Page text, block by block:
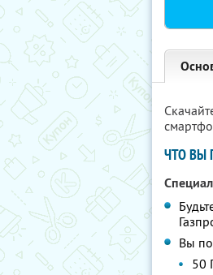
ЧТО ВЫ
Вы
50